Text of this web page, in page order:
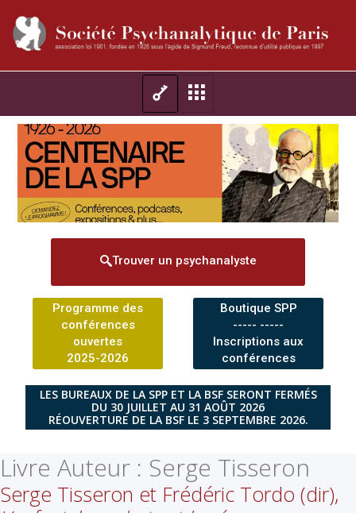
Trouver un psychanalyste
Programme des
conférences
ouvertes
2025-2026
Boutique SPP
----- -----
Inscriptions aux
conférences
LES BUREAUX DE LA SPP ET LA BSF SERONT FERMÉS
DU 30 JUILLET AU 31 AOÛT 2026
RÉOUVERTURE DE LA BSF LE 3 SEPTEMBRE 2026.
Livre Auteur : Serge Tisseron
Serge Tisseron et Frédéric Tordo (dir),